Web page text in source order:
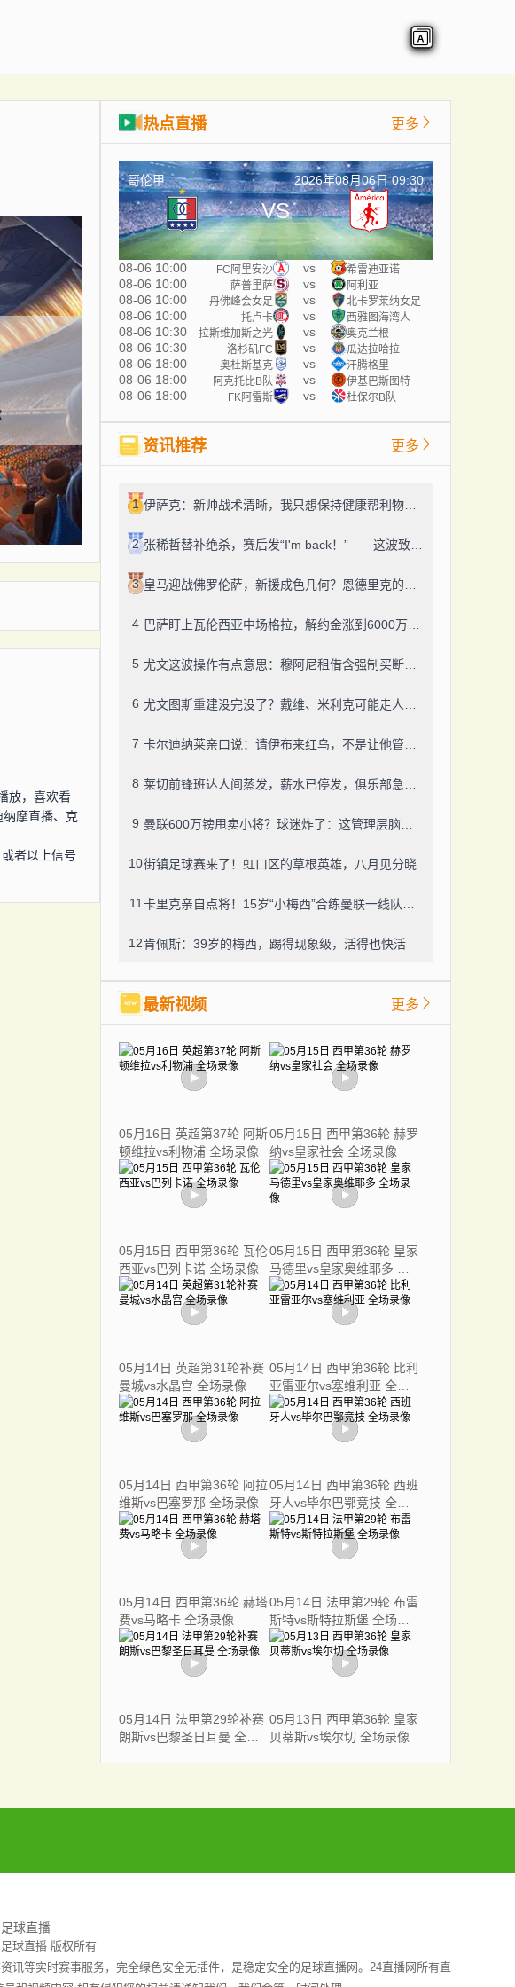
放，喜欢看
摩直播、克
者以上信号
热点直播 更多
哥伦甲 2026年08月06日 09:30
VS
08-06 10:00 FC阿里安沙 vs 希雷迪亚诺
08-06 10:00 萨普里萨 vs 阿利亚
08-06 10:00 丹佛峰会女足 vs 北卡罗莱纳女足
08-06 10:00 托卢卡 vs 西雅图海湾人
08-06 10:30 拉斯维加斯之光 vs 奥克兰根
08-06 10:30 洛杉矶FC vs 瓜达拉哈拉
08-06 18:00 奥杜斯基克 vs 汗腾格里
08-06 18:00 阿克托比B队 vs 伊基巴斯图特
08-06 18:00 FK阿雷斯 vs 杜保尔B队
资讯推荐 更多
1
2
3
4
5
6
7
8
9
10街镇足球赛来了！虹口区的草根英雄，八月见分晓
11
12肯佩斯：39岁的梅西，踢得现象级，活得也快活
最新视频 更多
05月16日 英超第37轮 阿斯
顿维拉vs利物浦 全场录像
05月15日 西甲第36轮 赫罗
纳vs皇家社会 全场录像
05月15日 西甲第36轮 瓦伦
西亚vs巴列卡诺 全场录像
05月15日 西甲第36轮 皇家
马德里vs皇家奥维耶多 全
场录像
05月14日 英超第31轮补赛
曼城vs水晶宫 全场录像
05月14日 西甲第36轮 比利
亚雷亚尔vs塞维利亚 全场
录像
05月14日 西甲第36轮 阿拉
维斯vs巴塞罗那 全场录像
05月14日 西甲第36轮 西班
牙人vs毕尔巴鄂竞技 全场
录像
05月14日 西甲第36轮 赫塔
费vs马略卡 全场录像
05月14日 法甲第29轮 布雷
斯特vs斯特拉斯堡 全场录
像
05月14日 法甲第29轮补赛
朗斯vs巴黎圣日耳曼 全场
05月13日 西甲第36轮 皇家
贝蒂斯vs埃尔切 全场录像
足球直播
足球直播版权所有
等实时赛事服务，完全绿色安全无插件，是稳定安全的足球直播网。24直播网所有直